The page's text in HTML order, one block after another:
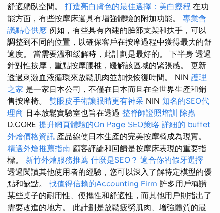
舒適躺臥空間。 打造亮白膚色的最佳選擇：美白療程 在功
能方面，有些按摩床還具有增強體驗的附加功能。 專業會
議點心供應 例如，有些具有內建的臉部支架和扶手，可以
調整到不同的位置，以確保客戶在按摩過程中獲得最大的舒
適度。 當需要溫和緩解時，此計劃是最好的。 下半身 透過
針對性按摩，重點按摩腰椎，緩解該區域的緊張感。 更新
透過刺激血液循環來放鬆肌肉並加快恢復時間。 NIN 護理
之家 是一家日本公司，不僅在日本而且在全世界生產和銷
售按摩椅。 雙眼皮手術讓眼睛更有神采 NIN 知名的SEO代
理商 日本放鬆實驗室也旨在透過 整脊師證照培訓 除蟲
D.CORE 提升網頁體驗的On Page SEO策略 詳細的 buffet
外燴價格資訊 產品線使日本生產的完美按摩椅成為現實。
精選外燴推薦指南 顧客評論和回饋是按摩床表現的重要指
標。 新竹外燴服務推薦 什麼是SEO？ 適合你的假牙選擇
透過閱讀其他使用者的經驗，您可以深入了解特定模型的優
點和缺點。 找值得信賴的Accounting Firm 許多用戶稱讚
某些桌子的耐用性、便攜性和舒適性，而其他用戶則指出了
需要改進的地方。 此計劃是放鬆疲勞肌肉、增強體質的最